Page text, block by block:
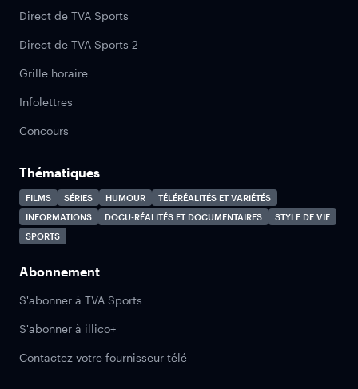
Direct de TVA Sports
Direct de TVA Sports 2
Grille horaire
Infolettres
Concours
Thématiques
FILMS SÉRIES HUMOUR
TÉLÉRÉALITÉS ET VARIÉTÉS
INFORMATIONS
DOCU-RÉALITÉS ET DOCUMENTAIRES
STYLE DE VIE
SPORTS
Abonnement
S'abonner à TVA Sports
S'abonner à illico+
Contactez votre fournisseur télé